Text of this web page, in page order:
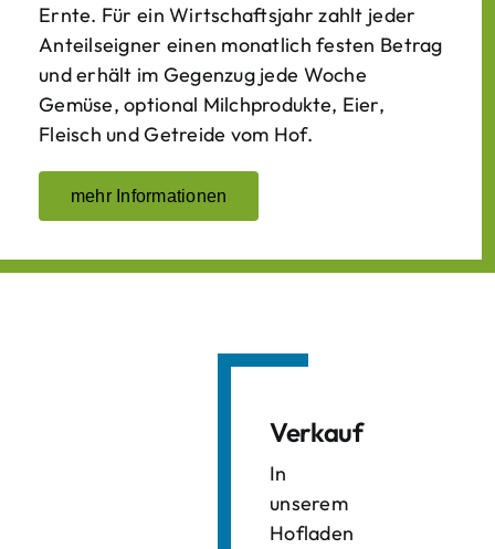
Ernte. Für ein Wirtschaftsjahr zahlt jeder
Anteilseigner einen monatlich festen Betrag
und erhält im Gegenzug jede Woche
Gemüse, optional Milchprodukte, Eier,
Fleisch und Getreide vom Hof.
mehr Informationen
Verkauf
In
unserem
Hofladen